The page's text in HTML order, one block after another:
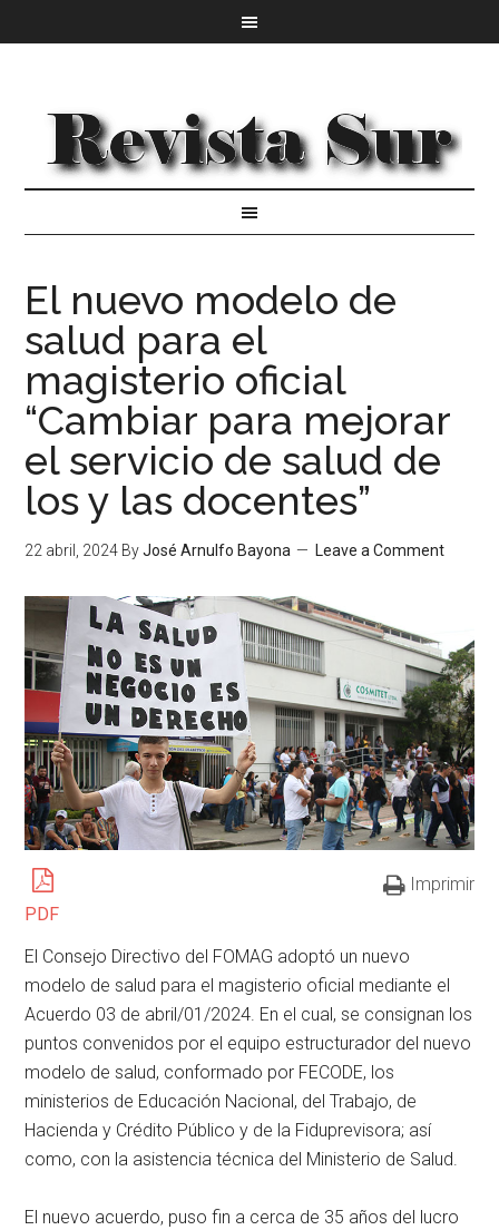
El nuevo modelo de
salud para el
magisterio oficial
“Cambiar para mejorar
el servicio de salud de
los y las docentes”
22 abril, 2024 ByJosé Arnulfo Bayona Leave a Comment
PDF
Imprimir
El Consejo Directivo del FOMAG adoptó un nuevo
modelo de salud para el magisterio oficial mediante el
Acuerdo 03 de abril/01/2024. En el cual, se consignan los
puntos convenidos por el equipo estructurador del nuevo
modelo de salud, conformado por FECODE, los
ministerios de Educación Nacional, del Trabajo, de
Hacienda y Crédito Público y de la Fiduprevisora; así
como, con la asistencia técnica del Ministerio de Salud.
El nuevo acuerdo, puso fin a cerca de 35 años del lucro